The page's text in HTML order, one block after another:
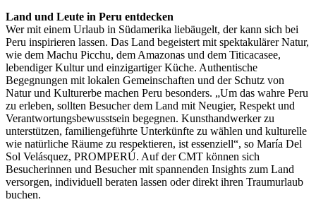
Land und Leute in Peru entdecken
Wer mit einem Urlaub in Südamerika liebäugelt, der kann sich bei
Peru inspirieren lassen. Das Land begeistert mit spektakulärer Natur,
wie dem Machu Picchu, dem Amazonas und dem Titicacasee,
lebendiger Kultur und einzigartiger Küche. Authentische
Begegnungen mit lokalen Gemeinschaften und der Schutz von
Natur und Kulturerbe machen Peru besonders. „Um das wahre Peru
zu erleben, sollten Besucher dem Land mit Neugier, Respekt und
Verantwortungsbewusstsein begegnen. Kunsthandwerker zu
unterstützen, familiengeführte Unterkünfte zu wählen und kulturelle
wie natürliche Räume zu respektieren, ist essenziell“, so María Del
Sol Velásquez, PROMPERÚ. Auf der CMT können sich
Besucherinnen und Besucher mit spannenden Insights zum Land
versorgen, individuell beraten lassen oder direkt ihren Traumurlaub
buchen.